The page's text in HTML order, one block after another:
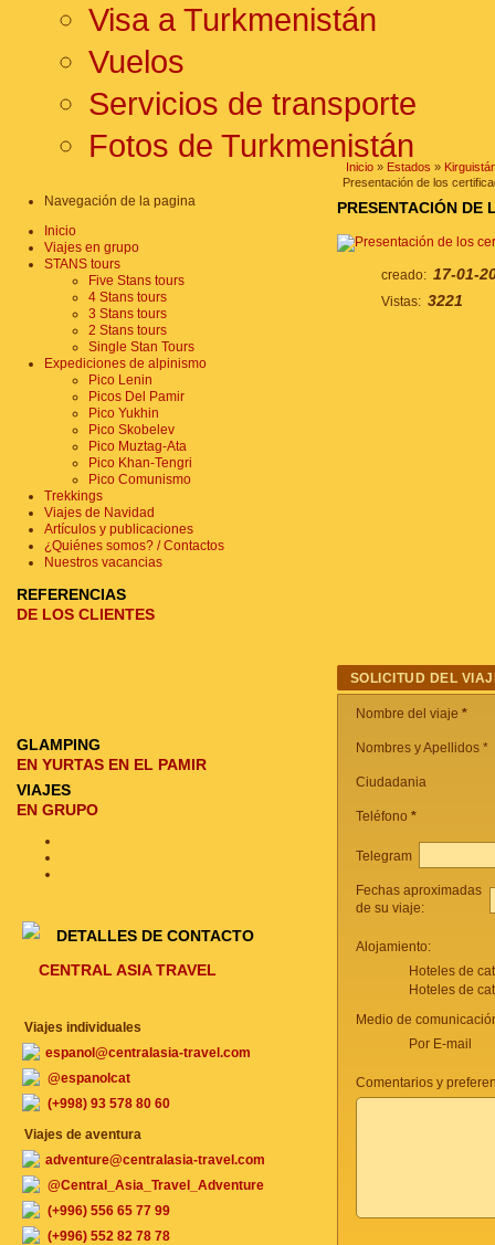
Visa a Turkmenistán
Vuelos
Servicios de transporte
Fotos de Turkmenistán
Inicio » Estados »
Presentación de los
PRESENTACIÓN DE
creado: 17-01-
Vistas: 3221
SOLICITUD DEL
Nombre del viaje *
Nombres y Apellidos *
Ciudadania
Teléfono *
Telegram
Fechas aproximadas
de su viaje:
Alojamiento:
Hoteles de
Hoteles de
Medio de
Por E-mail
Comentarios y
Navegación de la pagina
Inicio
Viajes en grupo
STANS tours
Five Stans tours
4 Stans tours
3 Stans tours
2 Stans tours
Single Stan Tours
Expediciones de alpinismo
Pico Lenin
Picos Del Pamir
Pico Yukhin
Pico Skobelev
Pico Muztag-Ata
Pico Khan-Tengri
Pico Comunismo
Trekkings
Viajes de Navidad
Artículos y publicaciones
¿Quiénes somos? / Contactos
Nuestros vacancias
REFERENCIAS
DE LOS CLIENTES
GLAMPING
EN YURTAS EN EL PAMIR
VIAJES
EN GRUPO
DETALLES DE CONTACTO
CENTRAL ASIA TRAVEL
Viajes individuales
espanol@centralasia-travel.com
@espanolcat
(+998) 93 578 80 60
Viajes de aventura
adventure@centralasia-travel.com
@Central_Asia_Travel_Adventure
(+996) 556 65 77 99
(+996) 552 82 78 78